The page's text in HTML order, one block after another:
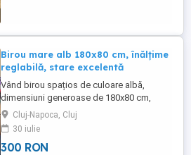
Birou mare alb 180x80 cm, înălțime
reglabilă, stare excelentă
Vând birou spațios de culoare albă,
dimensiuni generoase de 180x80 cm,
perfect pentru un setup cu mai multe
monitoare. Este într-o stare estetică și
funcțională foarte bună, foarte stabil și
bine întreținut. Înălțimea cadrului este
Cluj-Napoca, Cluj
30 iulie
300 RON